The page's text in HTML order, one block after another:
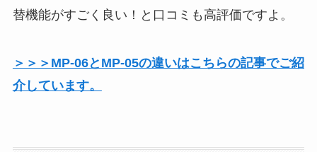
替機能がすごく良い！と口コミも高評価ですよ。
＞＞＞MP-06とMP-05の違いはこちらの記事でご紹
介しています。